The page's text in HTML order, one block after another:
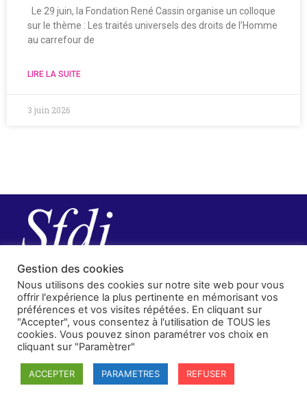
Le 29 juin, la Fondation René Cassin organise un colloque
sur le thème : Les traités universels des droits de l’Homme
au carrefour de
LIRE LA SUITE
3 juin 2026
SFDI
Société francaise pour le Droit International
Gestion des cookies
Nous utilisons des cookies sur notre site web pour vous
offrir l'expérience la plus pertinente en mémorisant vos
préférences et vos visites répétées. En cliquant sur
"Accepter", vous consentez à l'utilisation de TOUS les
cookies. Vous pouvez sinon paramétrer vos choix en
cliquant sur "Paramètrer"
ACCEPTER PARAMETRES REFUSER